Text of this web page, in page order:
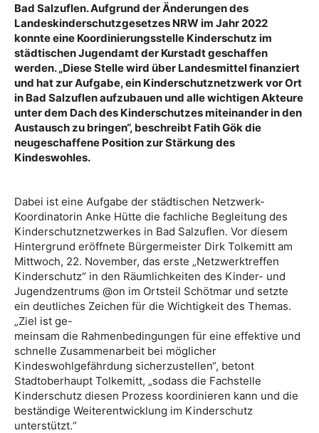
Bad Salzuflen. Aufgrund der Änderungen des
Landeskinderschutzgesetzes NRW im Jahr 2022
konnte eine Koordinierungsstelle Kinderschutz im
städtischen Jugendamt der Kurstadt geschaffen
werden. „Diese Stelle wird über Landesmittel finanziert
und hat zur Aufgabe, ein Kinderschutznetzwerk vor Ort
in Bad Salzuflen aufzubauen und alle wichtigen Akteure
unter dem Dach des Kinderschutzes miteinander in den
Austausch zu bringen“, beschreibt Fatih Gök die
neugeschaffene Position zur Stärkung des
Kindeswohles.
Dabei ist eine Aufgabe der städtischen Netzwerk-
Koordinatorin Anke Hütte die fachliche Begleitung des
Kinderschutznetzwerkes in Bad Salzuflen. Vor diesem
Hintergrund eröffnete Bürgermeister Dirk Tolkemitt am
Mittwoch, 22. November, das erste „Netzwerktreffen
Kinderschutz“ in den Räumlichkeiten des Kinder- und
Jugendzentrums @on im Ortsteil Schötmar und setzte
ein deutliches Zeichen für die Wichtigkeit des Themas.
„Ziel ist ge-
meinsam die Rahmenbedingungen für eine effektive und
schnelle Zusammenarbeit bei möglicher
Kindeswohlgefährdung sicherzustellen“, betont
Stadtoberhaupt Tolkemitt, „sodass die Fachstelle
Kinderschutz diesen Prozess koordinieren kann und die
beständige Weiterentwicklung im Kinderschutz
unterstützt.“